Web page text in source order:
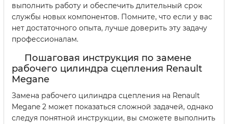
выполнить работу и обеспечить длительный срок
службы новых компонентов. Помните, что если у вас
нет достаточного опыта, лучше доверить эту задачу
профессионалам.
Пошаговая инструкция по замене
рабочего цилиндра сцепления Renault
Megane
Замена рабочего цилиндра сцепления на Renault
Megane 2 может показаться сложной задачей, однако
следуя понятной инструкции, вы сможете выполнить